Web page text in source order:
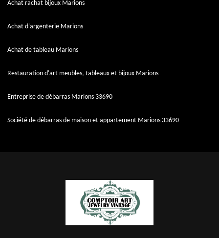
Achat rachat bijoux Marions
Achat d'argenterie Marions
Achat de tableau Marions
Restauration d'art meubles, tableaux et bijoux Marions
Entreprise de débarras Marions 33690
Société de débarras de maison et appartement Marions 33690